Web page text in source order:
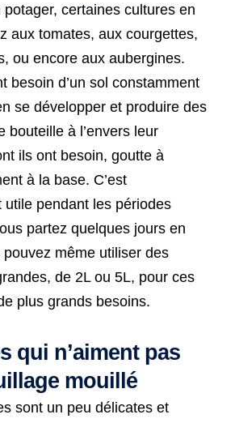
certaines cultures en
aux tomates, aux courgettes,
ou encore aux aubergines.
besoin d’un sol constamment
se développer et produire des
bouteille à l’envers leur
ils ont besoin, goutte à
à la base. C’est
utile pendant les périodes
partez quelques jours en
même utiliser des
de 2L ou 5L, pour ces
plus grands besoins.
qui n’aiment pas
mouillé
sont un peu délicates et